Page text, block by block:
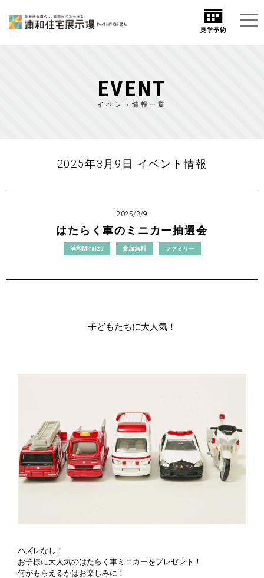
EVENT
イベント情報一覧
2025年3月9日 イベント情報
2025/3/9
はたらく車のミニカー抽選会
浦和Miraizu 参加無料 ファミリー
子どもたちに大人気！
ハズレなし！
お子様に大人気のはたらく車ミニカーをプレゼント！
何がもらえるかはお楽しみに！